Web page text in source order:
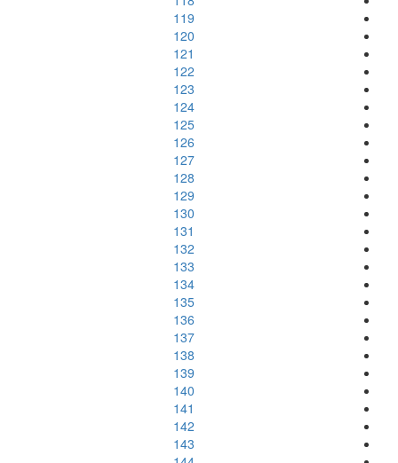
119
120
121
122
123
124
125
126
127
128
129
130
131
132
133
134
135
136
137
138
139
140
141
142
143